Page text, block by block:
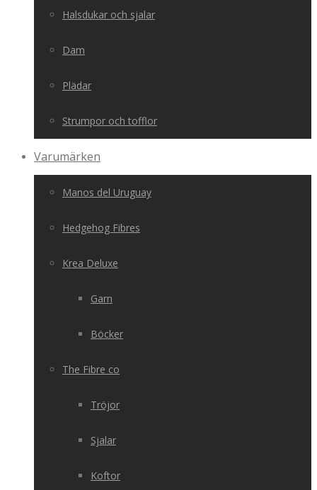
Halsdukar och sjalar
Dam
Plädar
Strumpor och tofflor
Varumärken
Manos del Uruguay
Hedgehog Fibres
Krea Deluxe
Garn
Böcker
The Fibre co
Tröjor
Sjalar
Koftor